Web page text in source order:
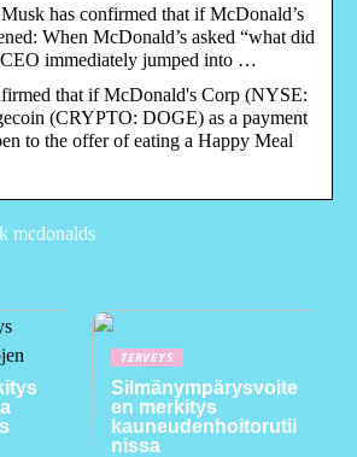
has confirmed that if McDonald’s
When McDonald’s asked “what did
CEO immediately jumped into …
that if McDonald's Corp (NYSE:
(CRYPTO: DOGE) as a payment
to the offer of eating a Happy Meal
mcdonalds
TERVEYS
Silmänympärysvoite
en merkitys
kauneudenhoitorutii
nissa